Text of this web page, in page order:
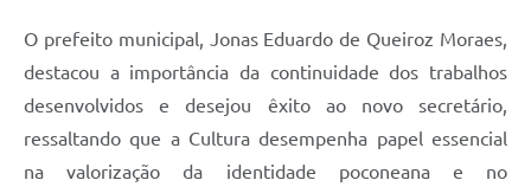
O prefeito municipal, Jonas Eduardo de Queiroz Moraes,
destacou a importância da continuidade dos trabalhos
desenvolvidos e desejou êxito ao novo secretário,
ressaltando que a Cultura desempenha papel essencial
na valorização da identidade poconeana e no